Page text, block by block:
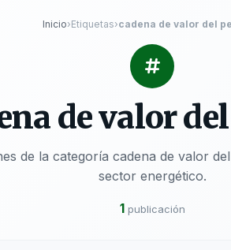
Inicio›Etiquetas›cadena de valor del
de valor
de la categoría cadena de valor
sector energético.
1 publicación